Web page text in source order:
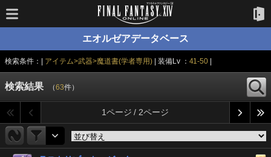
エオルゼアデータベース
検索条件：| アイテム>武器>魔道書(学者専用) | 装備Lv ： 41-50
検索結果 （63件）
1ページ / 2ページ